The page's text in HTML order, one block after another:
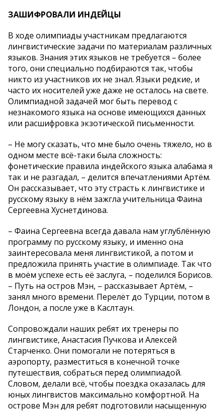
ЗАШИФРОВАЛИ ИНДЕЙЦЫ
В ходе олимпиады участникам предлагаются
лингвистические задачи по материалам различных
языков. Знания этих языков не требуется – более
того, они специально подбираются так, чтобы
никто из участников их не знал. Языки редкие, и
часто их носителей уже даже не осталось на свете.
Олимпиадной задачей мог быть перевод с
незнакомого языка на основе имеющихся данных
или расшифровка экзотической письменности.
– Не могу сказать, что мне было очень тяжело, но в
одном месте всё-таки была сложность:
фонетические правила индейского языка алабама я
так и не разгадал, – делится впечатлениями Артём.
Он рассказывает, что эту страсть к лингвистике и
русскому языку в нём зажгла учительница Фаина
Сергеевна Хуснетдинова.
– Фаина Сергеевна всегда давала нам углублённую
программу по русскому языку, и именно она
заинтересовала меня лингвистикой, а потом и
предложила принять участие в олимпиаде. Так что
в моём успехе есть её заслуга, – поделился Борисов.
– Путь на остров Мэн, – рассказывает Артём, –
занял много времени. Перелёт до Турции, потом в
Лондон, а после уже в Каслтаун.
Сопровождали наших ребят их тренеры по
лингвистике, Анастасия Пучкова и Алексей
Старченко. Они помогали не потеряться в
аэропорту, разместиться в конечной точке
путешествия, собраться перед олимпиадой.
Словом, делали всё, чтобы поездка оказалась для
юных лингвистов максимально комфортной. На
острове Мэн для ребят подготовили насыщенную